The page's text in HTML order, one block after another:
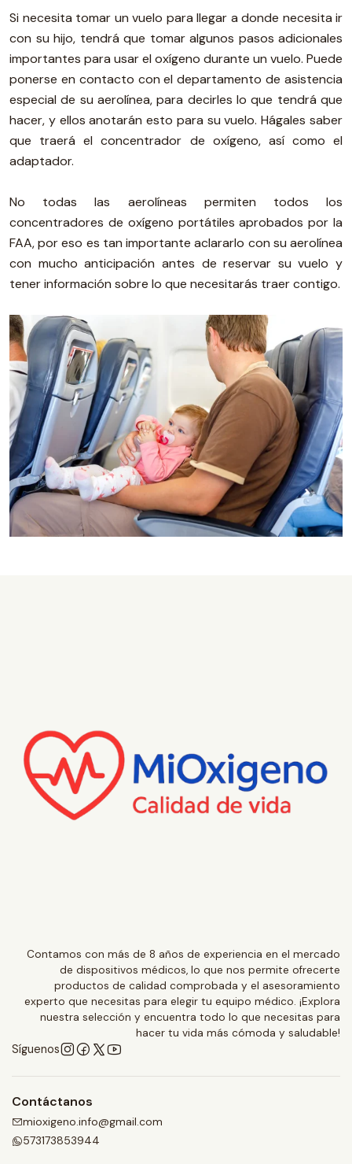
Si necesita tomar un vuelo para llegar a donde necesita ir
con su hijo, tendrá que tomar algunos pasos adicionales
importantes para usar el oxígeno durante un vuelo. Puede
ponerse en contacto con el departamento de asistencia
especial de su aerolínea, para decirles lo que tendrá que
hacer, y ellos anotarán esto para su vuelo. Hágales saber
que traerá el concentrador de oxígeno, así como el
adaptador.
No todas las aerolíneas permiten todos los
concentradores de oxígeno portátiles aprobados por la
FAA, por eso es tan importante aclararlo con su aerolínea
con mucho anticipación antes de reservar su vuelo y
tener información sobre lo que necesitarás traer contigo.
Contamos con más de 8 años de experiencia en el mercado
de dispositivos médicos, lo que nos permite ofrecerte
productos de calidad comprobada y el asesoramiento
experto que necesitas para elegir tu equipo médico. ¡Explora
nuestra selección y encuentra todo lo que necesitas para
hacer tu vida más cómoda y saludable!
Síguenos
Contáctanos
mioxigeno.info@gmail.com
573173853944